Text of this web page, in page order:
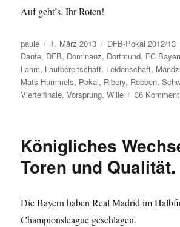
Auf geht’s, Ihr Roten!
Autor
paule
Veröffentlicht
am
1. März 2013 Kategorien
DFB-Pokal 2012/13
Dante, DFB, Dominanz, Dortmund, FC
Lahm, Laufbereitschaft, Leidenschaft,
Mats Hummels, Pokal, Ribery, Robben,
Viertelfinale,Vorsprung,Wille 36
Königliches
Toren und Qualität.
Die Bayern haben Real Madrid im
Championsleague geschlagen.